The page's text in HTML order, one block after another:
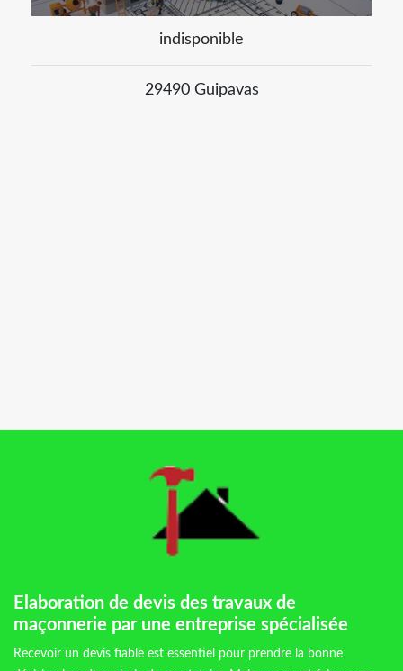
indisponible
29490 Guipavas
Elaboration de devis des travaux de
maçonnerie par une entreprise spécialisée
Recevoir un devis fiable est essentiel pour prendre la bonne